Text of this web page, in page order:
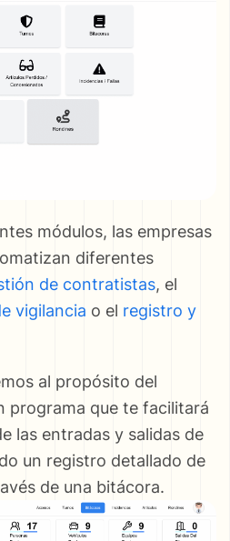
módulos, las empresas
diferentes
de contratistas, el
vigilancia o el registro y
al propósito del
programa que te facilitará
las entradas y salidas de
un registro detallado de
de una bitácora.